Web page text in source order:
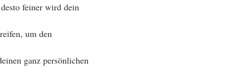
feiner wird dein
um den
ganz persönlichen